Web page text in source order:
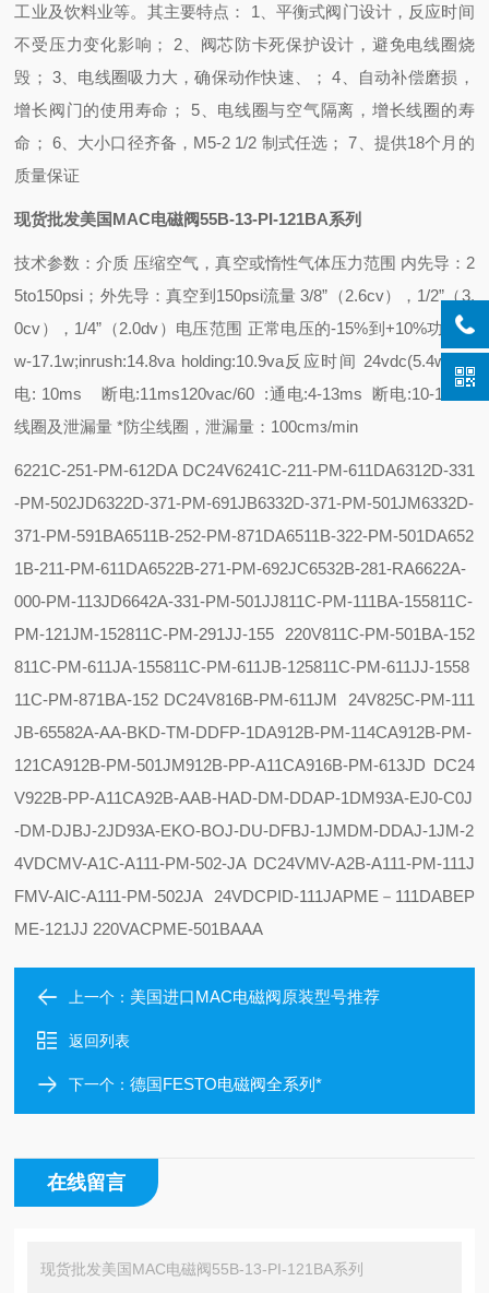
工业及饮料业等。其主要特点： 1、平衡式阀门设计，反应时间
不受压力变化影响； 2、阀芯防卡死保护设计，避免电线圈烧
毁； 3、电线圈吸力大，确保动作快速、； 4、自动补偿磨损，
增长阀门的使用寿命； 5、电线圈与空气隔离，增长线圈的寿
命； 6、大小口径齐备，M5-2 1/2 制式任选； 7、提供18个月的
质量保证
现货批发美国MAC电磁阀55B-13-PI-121BA系列
技术参数：介质 压缩空气，真空或惰性气体压力范围 内先导：2
5to150psi；外先导：真空到150psi流量 3/8”（2.6cv），1/2”（3.
0cv），1/4”（2.0dv） 电压范围 正常电压的-15%到+10%功耗 1
w-17.1w;inrush:14.8va holding:10.9va反应时间 24vdc(5.4w):通
电: 10ms 断电:11ms120vac/60 :通电:4-13ms 断电:10-17ms
线圈及泄漏量 *防尘线圈，泄漏量：100cmз/min
6221C-251-PM-612DA DC24V6241C-211-PM-611DA6312D-331
-PM-502JD6322D-371-PM-691JB6332D-371-PM-501JM6332D-
371-PM-591BA6511B-252-PM-871DA6511B-322-PM-501DA652
1B-211-PM-611DA6522B-271-PM-692JC6532B-281-RA6622A-
000-PM-113JD6642A-331-PM-501JJ811C-PM-111BA-155811C-
PM-121JM-152811C-PM-291JJ-155 220V811C-PM-501BA-152
811C-PM-611JA-155811C-PM-611JB-125811C-PM-611JJ-1558
11C-PM-871BA-152 DC24V816B-PM-611JM 24V825C-PM-111
JB-65582A-AA-BKD-TM-DDFP-1DA912B-PM-114CA912B-PM-
121CA912B-PM-501JM912B-PP-A11CA916B-PM-613JD DC24
V922B-PP-A11CA92B-AAB-HAD-DM-DDAP-1DM93A-EJ0-C0J
-DM-DJBJ-2JD93A-EKO-BOJ-DU-DFBJ-1JMDM-DDAJ-1JM-2
4VDCMV-A1C-A111-PM-502-JA DC24VMV-A2B-A111-PM-111J
FMV-AIC-A111-PM-502JA 24VDCPID-111JAPME－111DABEP
ME-121JJ 220VACPME-501BAAA
上一个： 美国进口MAC电磁阀原装型号推荐
返回列表
下一个：德国FESTO电磁阀全系列*
在线留言